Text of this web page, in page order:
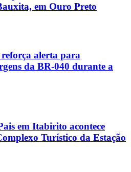
em Ouro Preto
alerta para
da BR-040 durante a
em Itabirito acontece
Turístico da Estação